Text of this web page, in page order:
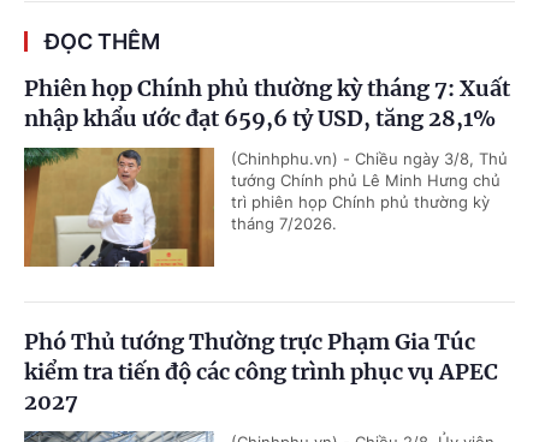
ĐỌC THÊM
Phiên họp Chính phủ thường kỳ tháng 7: Xuất
nhập khẩu ước đạt 659,6 tỷ USD, tăng 28,1%
(Chinhphu.vn) - Chiều ngày 3/8, Thủ
tướng Chính phủ Lê Minh Hưng chủ
trì phiên họp Chính phủ thường kỳ
tháng 7/2026.
Phó Thủ tướng Thường trực Phạm Gia Túc
kiểm tra tiến độ các công trình phục vụ APEC
2027